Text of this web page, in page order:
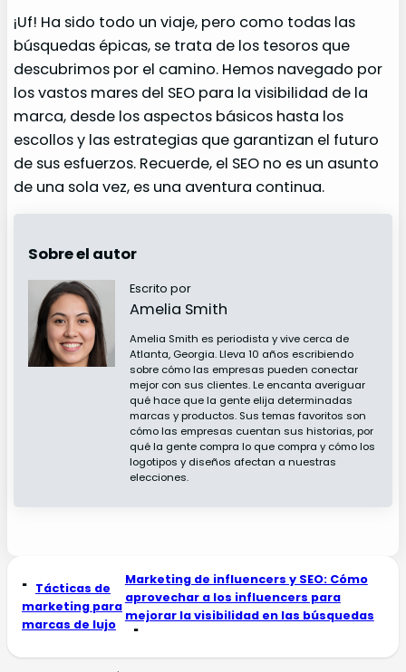
¡Uf! Ha sido todo un viaje, pero como todas las
búsquedas épicas, se trata de los tesoros que
descubrimos por el camino. Hemos navegado por
los vastos mares del SEO para la visibilidad de la
marca, desde los aspectos básicos hasta los
escollos y las estrategias que garantizan el futuro
de sus esfuerzos. Recuerde, el SEO no es un asunto
de una sola vez, es una aventura continua.
Sobre el autor
Escrito por
Amelia Smith
Amelia Smith es periodista y vive cerca de
Atlanta, Georgia. Lleva 10 años escribiendo
sobre cómo las empresas pueden conectar
mejor con sus clientes. Le encanta averiguar
qué hace que la gente elija determinadas
marcas y productos. Sus temas favoritos son
cómo las empresas cuentan sus historias, por
qué la gente compra lo que compra y cómo los
logotipos y diseños afectan a nuestras
elecciones.
" Tácticas de
marketing para
marcas de lujo
Marketing de influencers y SEO: Cómo
aprovechar a los influencers para
mejorar la visibilidad en las búsquedas
"